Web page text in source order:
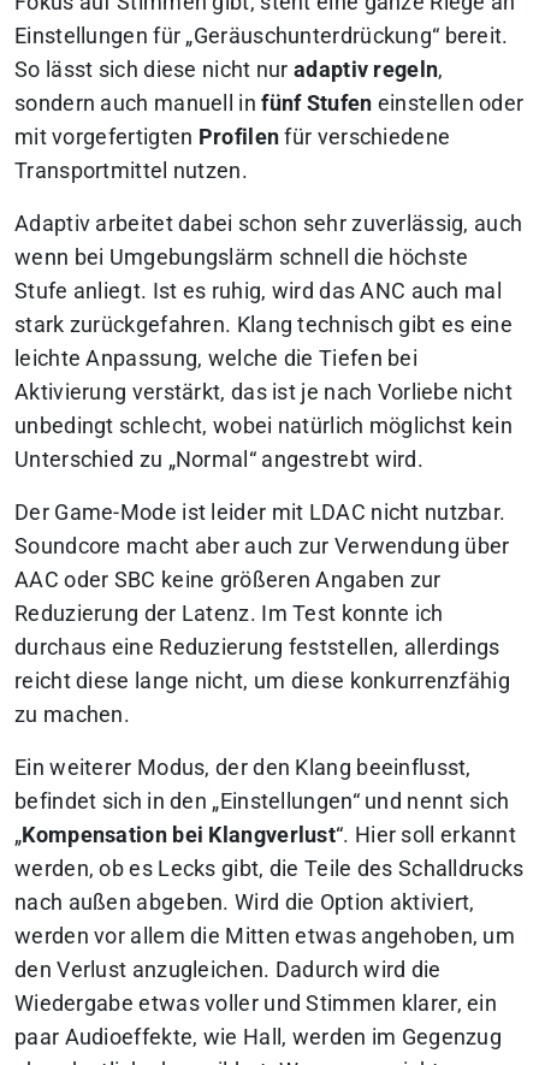
Einstellungen für „Geräuschunterdrückung“ bereit.
So lässt sich diese nicht nuradaptiv regeln,
sondern auch manuell infünf Stufen einstellen oder
mit vorgefertigten Profilen für verschiedene
Transportmittel nutzen.
Adaptiv arbeitet dabei schon sehr zuverlässig, auch
wenn bei Umgebungslärm schnell die höchste
Stufe anliegt. Ist es ruhig, wird das ANC auch mal
stark zurückgefahren. Klang technisch gibt es eine
leichte Anpassung, welche die Tiefen bei
Aktivierung verstärkt, das ist je nach Vorliebe nicht
unbedingt schlecht, wobei natürlich möglichst kein
Unterschied zu „Normal“ angestrebt wird.
Der Game-Mode ist leider mit LDAC nicht nutzbar.
Soundcore macht aber auch zur Verwendung über
AAC oder SBC keine größeren Angaben zur
Reduzierung der Latenz. Im Test konnte ich
durchaus eine Reduzierung feststellen, allerdings
reicht diese lange nicht, um diese konkurrenzfähig
zu machen.
Ein weiterer Modus, der den Klang beeinflusst,
befindet sich in den „Einstellungen“ und nennt sich
„Kompensation bei Klangverlust“. Hier soll erkannt
werden, ob es Lecks gibt, die Teile des Schalldrucks
nach außen abgeben. Wird die Option aktiviert,
werden vor allem die Mitten etwas angehoben, um
den Verlust anzugleichen. Dadurch wird die
Wiedergabe etwas voller und Stimmen klarer, ein
paar Audioeffekte, wie Hall, werden im Gegenzug